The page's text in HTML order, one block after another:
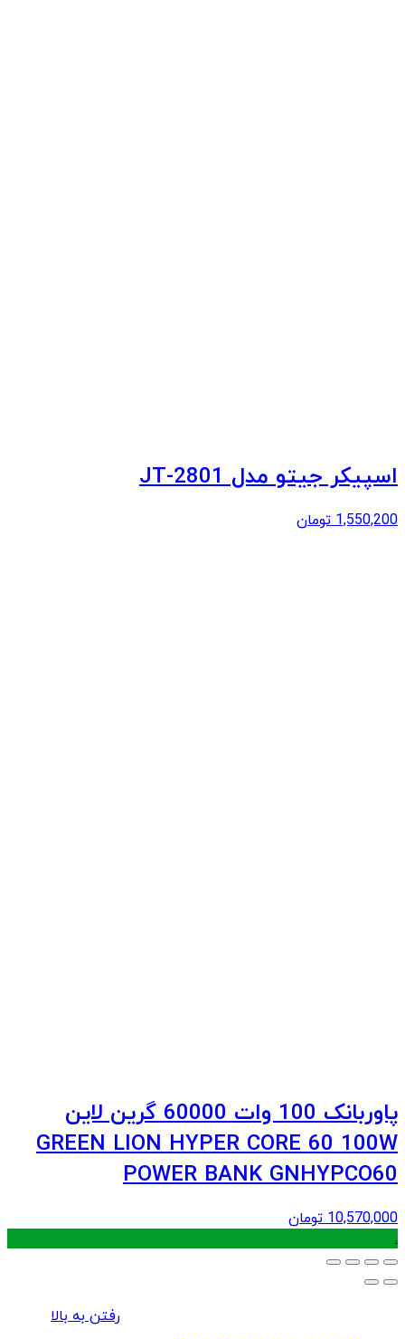
اسپیکر جیتو مدل JT-2801
1,550,200 تومان
پاوربانک 100 وات 60000 گرین لاین
GREEN LION HYPER CORE 60 100W
POWER BANK GNHYPCO60
10,570,000 تومان
.
رفتن به بالا